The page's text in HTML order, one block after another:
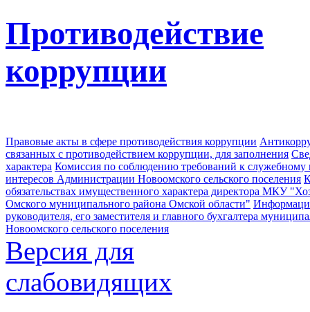
Противодействие
коррупции
Правовые акты в сфере противодействия коррупции
связанных с противодействием коррупции, для заполнения
характера Комиссия по соблюдению требований к
интересов Администрации Новоомского сельского поселения
обязательствах имущественного характера директора МКУ
Омского муниципального района Омской области"
руководителя, его заместителя и главного бухгалтера
Новоомского сельского поселения
Версия для
слабовидящих